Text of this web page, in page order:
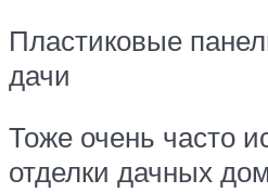
Пластиковые
дачи
Тоже очень часто
отделки дачных